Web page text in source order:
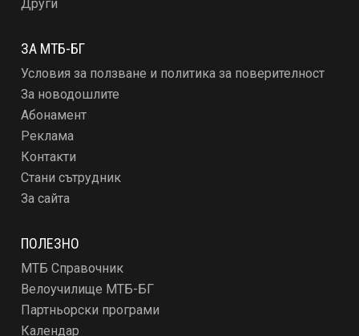
Други
ЗА МТБ-БГ
Условия за ползване и политика за поверителност
За новодошлите
Абонамент
Реклама
Контакти
Стани сътрудник
За сайта
ПОЛЕЗНО
МТБ Справочник
Велоучилище МТБ-БГ
Партньорски програми
Календар